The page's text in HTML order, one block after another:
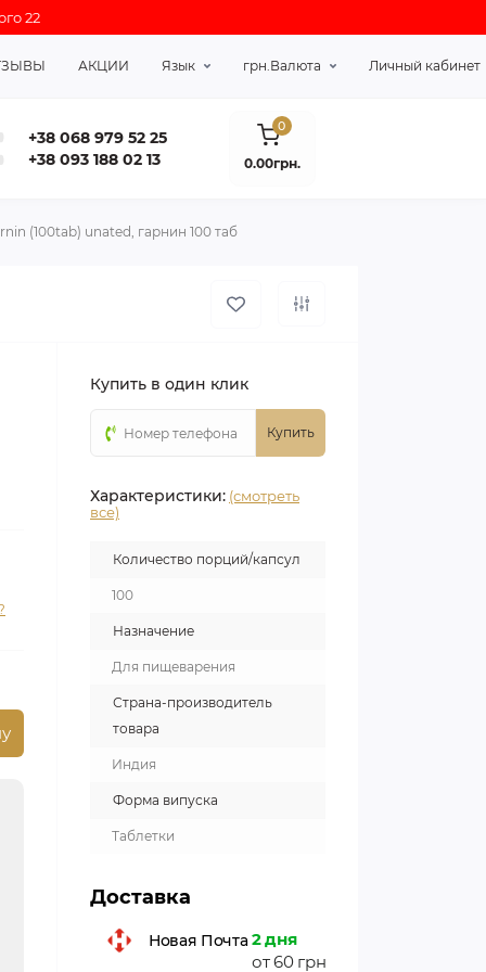
22
АКЦИИ Язык грн.Валюта Личный кабинет
+38 068 979 52 25
+38 093 188 02 13
0
0.00грн.
(100tab) unated, гарнин 100 таб
Купить в один клик
Купить
Характеристики: (смотреть
все)
Количество порций/капсул
100
Назначение
Для пищеварения
Страна-производитель
товара
Индия
Форма випуска
Таблетки
Доставка
Новая Почта 2 дня
от 60 грн